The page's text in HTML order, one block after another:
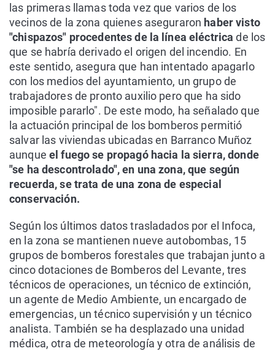
las primeras llamas toda vez que varios de los
vecinos de la zona quienes aseguraron haber visto
"chispazos" procedentes de la línea eléctricade los
que se habría derivado el origen del incendio. En
este sentido, asegura que han intentado apagarlo
con los medios del ayuntamiento, un grupo de
trabajadores de pronto auxilio pero que ha sido
imposible pararlo". De este modo, ha señalado que
la actuación principal de los bomberos permitió
salvar las viviendas ubicadas en Barranco Muñoz
aunque el fuego se propagó hacia la sierra, donde
"se ha descontrolado", en una zona, que según
recuerda, se trata de una zona de especial
conservación.
Según los últimos datos trasladados por el Infoca,
en la zona se mantienen nueve autobombas, 15
grupos de bomberos forestales que trabajan junto a
cinco dotaciones de Bomberos del Levante, tres
técnicos de operaciones, un técnico de extinción,
un agente de Medio Ambiente, un encargado de
emergencias, un técnico supervisión y un técnico
analista. También se ha desplazado una unidad
médica, otra de meteorología y otra de análisis de